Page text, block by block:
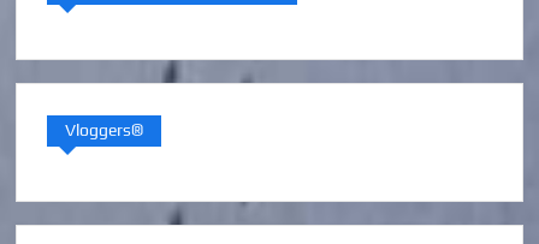
Vloggers®